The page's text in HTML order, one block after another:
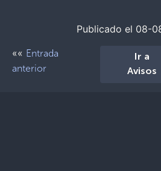
Publicado el 08-
«« Entrada
anterior
Ir a
Avisos